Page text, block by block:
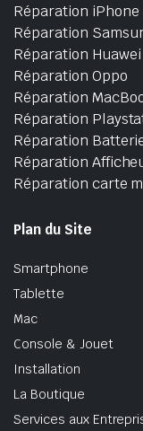
Réparation iPhone
Réparation
Réparation Huawei
Réparation Oppo
Réparation
Réparation
Réparation
Réparation
Réparation carte
Plan du Site
Smartphone
Tablette
Mac
Console & Jouet
Installation
La Boutique
Services aux